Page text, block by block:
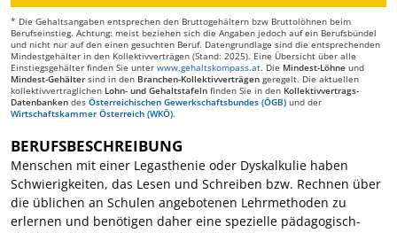
* Die Gehaltsangaben entsprechen den Bruttogehältern bzw Bruttolöhnen beim
Berufseinstieg. Achtung: meist beziehen sich die Angaben jedoch auf ein Berufsbündel
und nicht nur auf den einen gesuchten Beruf. Datengrundlage sind die entsprechenden
Mindestgehälter in den Kollektivverträgen (Stand: 2025). Eine Übersicht über alle
Einstiegsgehälter finden Sie unter www.gehaltskompass.at. Die Mindest-Löhne und
Mindest-Gehälter sind in den Branchen-Kollektivverträgen geregelt. Die aktuellen
kollektivvertraglichen Lohn- und Gehaltstafeln finden Sie in den Kollektivvertrags-
Datenbanken des Österreichischen Gewerkschaftsbundes (ÖGB) und der
Wirtschaftskammer Österreich (WKÖ).
BERUFSBESCHREIBUNG
Menschen mit einer Legasthenie oder Dyskalkulie haben
Schwierigkeiten, das Lesen und Schreiben bzw. Rechnen über
die üblichen an Schulen angebotenen Lehrmethoden zu
erlernen und benötigen daher eine spezielle pädagogisch-